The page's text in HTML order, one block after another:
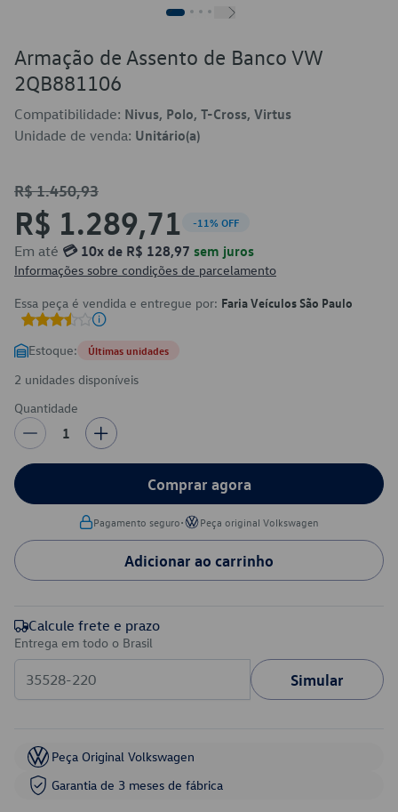
Armação de Assento de Banco VW
2QB881106
Compatibilidade: Nivus, Polo, T-Cross, Virtus
Unidade de venda: Unitário(a)
R$ 1.450,93
R$ 1.289,71 -11% OFF
Em até 💳 10x de R$ 128,97 sem juros
Informações sobre condições de parcelamento
Essa peça é vendida e entregue por: Faria Veículos São Paulo
Estoque: Últimas unidades
2 unidades disponíveis
Quantidade
1
Comprar agora
Pagamento seguro• Peça original Volkswagen
Adicionar ao carrinho
Calcule frete e prazo
Entrega em todo o Brasil
Simular
Peça Original Volkswagen
Garantia de 3 meses de fábrica